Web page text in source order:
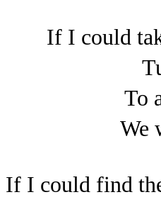
If I could
To
We
If I could find